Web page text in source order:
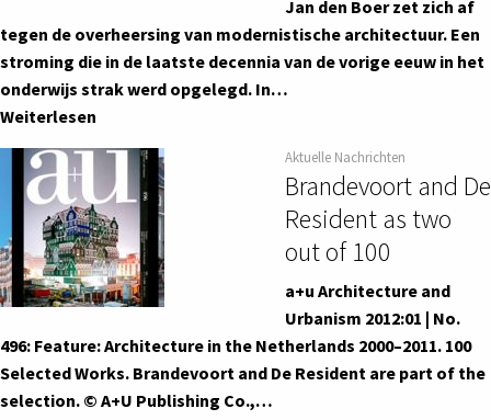
Jan den Boer zet zich af
tegen de overheersing van modernistische architectuur. Een
stroming die in de laatste decennia van de vorige eeuw in het
onderwijs strak werd opgelegd. In…
Weiterlesen
Aktuelle Nachrichten
Brandevoort and De
Resident as two
out of 100
a+u Architecture and
Urbanism 2012:01 | No.
496: Feature: Architecture in the Netherlands 2000–2011. 100
Selected Works. Brandevoort and De Resident are part of the
selection. © A+U Publishing Co.,…